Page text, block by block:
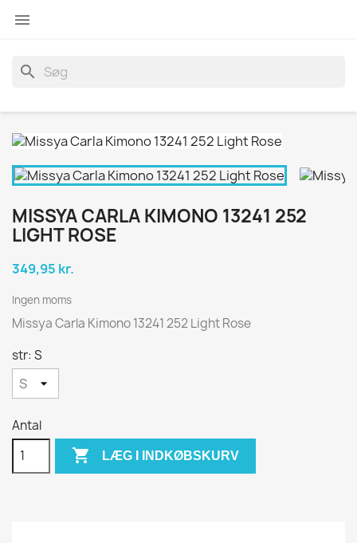

search
MISSYA CARLA KIMONO 13241 252
LIGHT ROSE
349,95 kr.
Ingen moms
Missya Carla Kimono 13241 252 Light Rose
str: S
Antal
 LÆG I INDKØBSKURV